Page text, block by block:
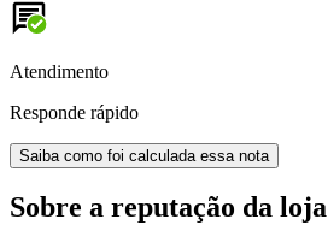
Atendimento
Responde rápido
Saiba como foi calculada essa nota
Sobre a reputação da loja